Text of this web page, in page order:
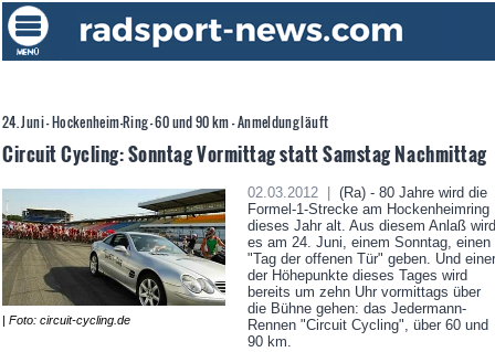
24. Juni - Hockenheim-Ring - 60 und 90 km - Anmeldung läuft
Circuit Cycling: Sonntag Vormittag statt Samstag Nachmittag
| Foto: circuit-cycling.de
02.03.2012 |
(Ra) - 80 Jahre wird die
Formel-1-Strecke am Hockenheimring
dieses Jahr alt. Aus diesem Anlaß wird
es am 24. Juni, einem Sonntag, einen
"Tag der offenen Tür" geben. Und einer
der Höhepunkte dieses Tages wird
bereits um zehn Uhr vormittags über
die Bühne gehen: das Jedermann-
Rennen "Circuit Cycling", über 60 und
90 km.